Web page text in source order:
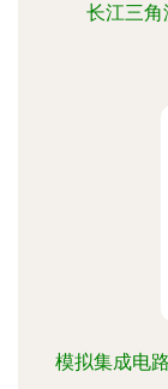
长江三
模拟集成电